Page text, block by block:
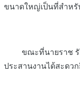
ขนาดใหญ่เป็นที่สำหรั
ขณะที่นายราช รักษ
ประสานงานได้สะดว